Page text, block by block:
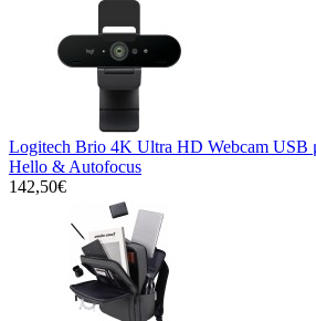
Logitech Brio 4K Ultra HD Webcam USB
Hello & Autofocus
142,50€